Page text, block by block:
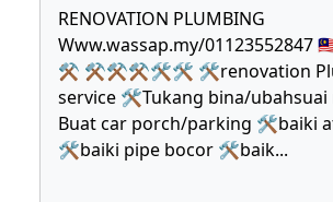
RENOVATION PLUMBING
Www.wassap.my/
⚒ ⚒⚒⚒🛠🛠 🛠renovation
service 🛠Tukang bina/
Buat car porch/parking 🛠baiki
🛠baiki pipe bocor 🛠baik...